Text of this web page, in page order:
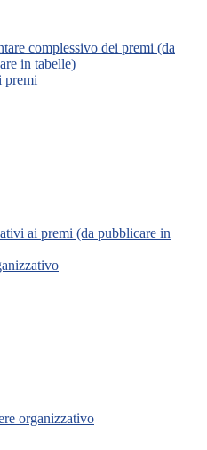
complessivo dei premi (da
in tabelle)
premi
ai premi (da pubblicare in
organizzativo